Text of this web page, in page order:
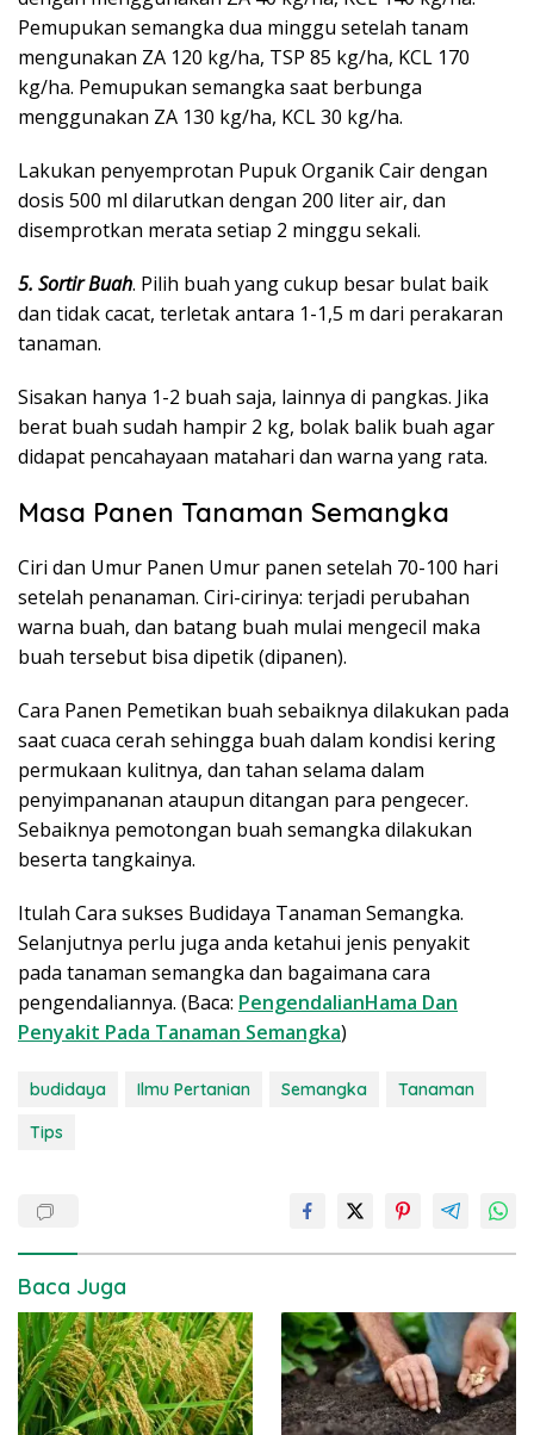
Pemupukan semangka dua minggu setelah tanam
mengunakan ZA 120 kg/ha, TSP 85 kg/ha, KCL 170
kg/ha. Pemupukan semangka saat berbunga
menggunakan ZA 130 kg/ha, KCL 30 kg/ha.
Lakukan penyemprotan Pupuk Organik Cair dengan
dosis 500 ml dilarutkan dengan 200 liter air, dan
disemprotkan merata setiap 2 minggu sekali.
5. Sortir Buah. Pilih buah yang cukup besar bulat baik
dan tidak cacat, terletak antara 1-1,5 m dari perakaran
tanaman.
Sisakan hanya 1-2 buah saja, lainnya di pangkas. Jika
berat buah sudah hampir 2 kg, bolak balik buah agar
didapat pencahayaan matahari dan warna yang rata.
Masa Panen Tanaman Semangka
Ciri dan Umur Panen Umur panen setelah 70-100 hari
setelah penanaman. Ciri-cirinya: terjadi perubahan
warna buah, dan batang buah mulai mengecil maka
buah tersebut bisa dipetik (dipanen).
Cara Panen Pemetikan buah sebaiknya dilakukan pada
saat cuaca cerah sehingga buah dalam kondisi kering
permukaan kulitnya, dan tahan selama dalam
penyimpananan ataupun ditangan para pengecer.
Sebaiknya pemotongan buah semangka dilakukan
beserta tangkainya.
Itulah Cara sukses Budidaya Tanaman Semangka.
Selanjutnya perlu juga anda ketahui jenis penyakit
pada tanaman semangka dan bagaimana cara
pengendaliannya. (Baca: PengendalianHama Dan
Penyakit Pada Tanaman Semangka)
budidaya Ilmu Pertanian Semangka
Tanaman
Tips
Baca Juga